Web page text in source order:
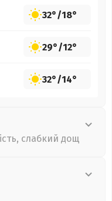
32°/18°
29°/12°
32°/14°
слабкий дощ